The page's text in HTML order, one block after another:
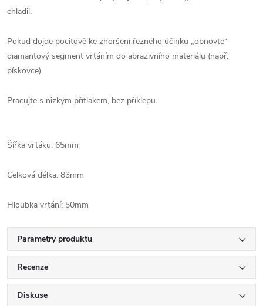
chladil.
Pokud dojde pocitově ke zhoršení řezného účinku „obnovte“
diamantový segment vrtáním do abrazivního materiálu (např.
pískovce)
Pracujte s nizkým přítlakem, bez příklepu.
Šířka vrtáku: 65mm
Celková délka: 83mm
Hloubka vrtání: 50mm
Parametry produktu
Recenze
Diskuse